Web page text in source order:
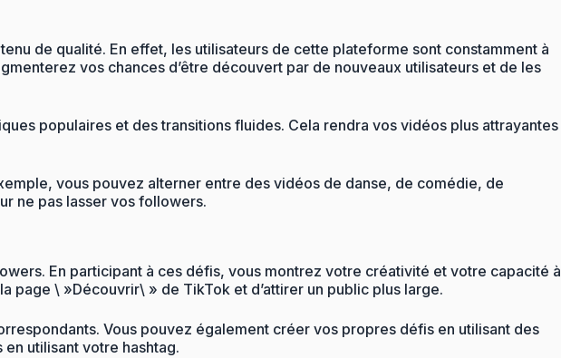
de qualité. En effet, les utilisateurs de cette plateforme sont constamment à
vos chances d’être découvert par de nouveaux utilisateurs et de les
populaires et des transitions fluides. Cela rendra vos vidéos plus attrayantes
vous pouvez alterner entre des vidéos de danse, de comédie, de
ne pas lasser vos followers.
En participant à ces défis, vous montrez votre créativité et votre capacité à
page \ »Découvrir\ » de TikTok et d’attirer un public plus large.
Vous pouvez également créer vos propres défis en utilisant des
utilisant votre hashtag.